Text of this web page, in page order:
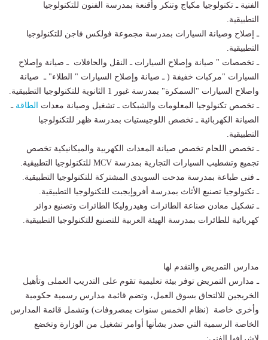
الفنية ـ تكنولوجيا مكياج وتنكر وأقنعة بمدرسة الفنون للتكنولوجيا
التطبيقية.
ـ إصلاح وصيانة السيارات بمدرسة مجموعة فولكس فاجن للتكنولوجيا
التطبيقية.
ـ تخصصات " صيانة وإصلاح السيارات ـ النقل والحافلات ـ صيانة وإصلاح
السيارات "مركبات خفيفة ( ـ صيانة وإصلاح السيارات " الطلاء" ـ صيانة
واصلاح السيارات "السمكرة" بمدرسة غبور 1 الثانوية للتكنولوجيا التطبيقية.
ـ تخصص تكنولوجيا المعلومات والشبكات ـ تشغيل وصيانة معدات
الطاقة ـ
الصيانة الكهربائية ـ تخصص اللوجيستيات بمدرسة ظهر للتكنولوجيا
التطبيقية.
ـ تخصص اللحام تخصص صيانة المعدات الكهربية والميكانيكية تخصص
تجميع وتشطيب السيارات التجارية بمدرسة MCV للتكنولوجيا التطبيقية.
ـ فنى طباعة بمدرسة مدحت السويدى المشتركة للتكنولوجيا التطبيقية.
ـ تكنولوجيا تصنيع الأثاث بمدرسة أفروإيجبت للتكنولوجيا التطبيقية.
ـ تشكيل معادن صناعة الطائرات وهيدروليكا الطائرات وتصنيع دوائر
كهربائية للطائرات بمدرسة الهيئة العربية للتصنيع للتكنولوجيا التطبيقية.
مدارس التمريض والتقدم لها
ـ مدارس التمريض توفر بيئة تعليمية تقوم على التدريب العملى وتأهيل
الخريجين للالتحاق بسوق العمل، وتضم قائمة مدارس رسمية حكومية
وأخرى خاصة (نظام الخمس سنوات بمصروفات) وتشمل قائمة المدارس
الخاصة الرسمية التي صدر بشأنها أوامر تشغيل من الوزارة وتخضع